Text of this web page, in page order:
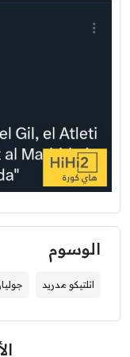
الوسوم
اتلتيكو مدريد